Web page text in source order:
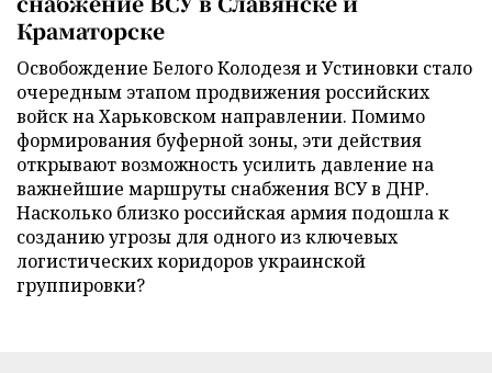
Краматорске
Освобождение Белого Колодезя и Устиновки стало
очередным этапом продвижения российских
войск на Харьковском направлении. Помимо
формирования буферной зоны, эти действия
открывают возможность усилить давление на
важнейшие маршруты снабжения ВСУ в ДНР.
Насколько близко российская армия подошла к
созданию угрозы для одного из ключевых
логистических коридоров украинской
группировки?